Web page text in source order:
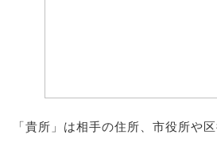
「貴所」は相手の住所、市役所や